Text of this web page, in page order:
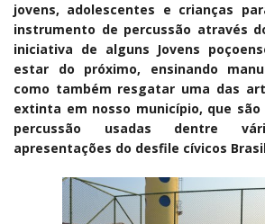
jovens, adolescentes e crianças
instrumento de percussão através
iniciativa de alguns Jovens
estar do próximo, ensinando
como também resgatar uma das
extinta em nosso município, que
percussão usadas dentre
apresentações do desfile cívicos